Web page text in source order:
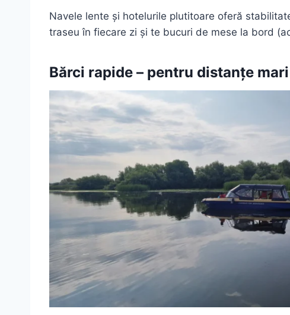
Navele lente și hotelurile plutitoare oferă
traseu în fiecare zi și te bucuri de mese la bord
Bărci rapide – pentru distanțe